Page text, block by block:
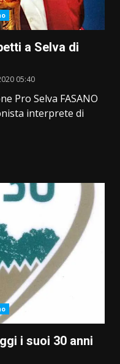
a Selva di
05:40
Pro Selva FASANO
interprete di
i suoi 30 anni